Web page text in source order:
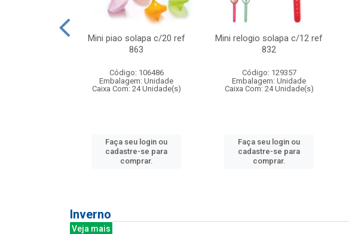
Mini piao solapa c/20 ref
863
Código: 106486
Embalagem: Unidade
Caixa Com: 24 Unidade(s)
Faça seu login ou
cadastre-se para
comprar.
Mini relogio solapa c/12 ref
832
Código: 129357
Embalagem: Unidade
Caixa Com: 24 Unidade(s)
Faça seu login ou
cadastre-se para
comprar.
Inverno
Veja mais